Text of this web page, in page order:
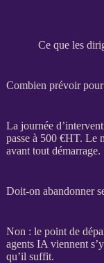
Ce que les
Combien prévoir pour
La journée
passe à 500 €HT. Le
avant tout démarrage.
Doit-on abandonner
Non : le point de
agents IA viennent
qu’il suffit.